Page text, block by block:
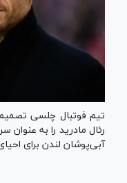
تیم فوتبال چلسی
رئال مادرید را به
آبی‌پوشان لندن برای